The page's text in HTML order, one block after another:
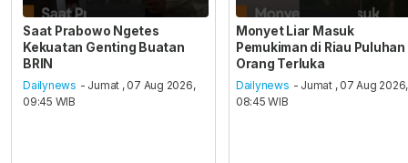
Saat Prabowo Ngetes
Kekuatan Genting Buatan
BRIN
Dailynews - Jumat , 07 Aug 2026,
09:45 WIB
Monyet Liar Masuk
Pemukiman di Riau Puluhan
Orang Terluka
Dailynews - Jumat , 07 Aug 2026,
08:45 WIB